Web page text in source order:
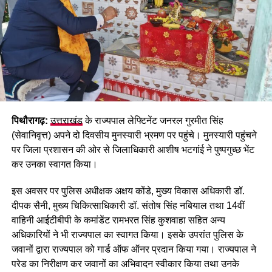
तथ्यहीन, देहरादून पुलिस ने किया खंडन…
अन्य गंभीर धाराएं जोड़ी गईं।
आरोपी होशियार सिंह गिरफ्तार, निकला पुराना
अपराधी
आरोपी की धरपकड़ के लिएपुलिसने करीब 50 और सीसीटीवी कैमरों का
बारीकी से विश्लेषण किया। आखिरकार आरोपी की पहचान होशियार सिंह
की रात को पुलिस टीम ने घेराबंदी कर पुनेड़ी महर रोड के पास से आरोपी को
दबोच लिया।
चौंकाने वाला खुलासा:
सामने आया कि आरोपी होशियार
सिंह एक आदतन अपराधी है। वह
साल 2022 में भी एक नाबालिग
के अपहरण और यौन उत्पीड़न के
पिथौरागढ़:उत्तराखंडके राज्यपाल लेफ्टिनेंट जनरल गुरमीत सिंह
(सेवानिवृत्त) अपने दो दिवसीय मुनस्यारी भ्रमण पर पहुंचे। मुनस्यारी पहुंचने
पर जिला प्रशासन की ओर से जिलाधिकारी आशीष भटगांई ने पुष्पगुच्छ भेंट
कर उनका स्वागत किया।
इस अवसर पर पुलिस अधीक्षक अक्षय कोंडे, मुख्य विकास अधिकारी डॉ.
दीपक सैनी, मुख्य चिकित्साधिकारी डॉ. संतोष सिंह नबियाल तथा 14वीं
वाहिनी आईटीबीपी के कमांडेंट रामभरत सिंह कुशवाहा सहित अन्य
अधिकारियों ने भी राज्यपाल का स्वागत किया। इसके उपरांत पुलिस के
जवानों द्वारा राज्यपाल को गार्ड ऑफ ऑनर प्रदान किया गया। राज्यपाल ने
परेड का निरीक्षण कर जवानों का अभिवादन स्वीकार किया तथा उनके